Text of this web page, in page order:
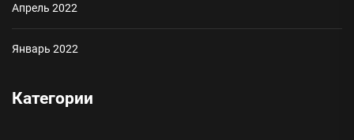
Апрель 2022
Январь 2022
Категории